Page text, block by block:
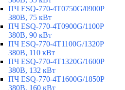
ПЧ ESQ-770-4T0750G/0900P
380В, 75 кВт
ПЧ ESQ-770-4T0900G/1100P
380В, 90 кВт
ПЧ ESQ-770-4T1100G/1320P
380В, 110 кВт
ПЧ ESQ-770-4T1320G/1600P
380В, 132 кВт
ПЧ ESQ-770-4T1600G/1850P
380В, 160 кВт